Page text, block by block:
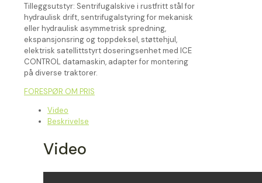
Tilleggsutstyr: Sentrifugalskive i rustfritt stål for
hydraulisk drift, sentrifugalstyring for mekanisk
eller hydraulisk asymmetrisk spredning,
ekspansjonsring og toppdeksel, støttehjul,
elektrisk satellittstyrt doseringsenhet med ICE
CONTROL datamaskin, adapter for montering
på diverse traktorer.
FORESPØR OM PRIS
Video
Beskrivelse
Video